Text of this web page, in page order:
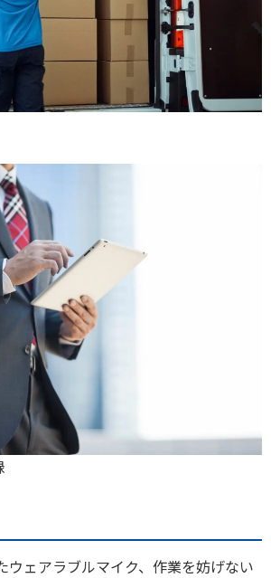
ウェアラブルマイク、作業を妨げない